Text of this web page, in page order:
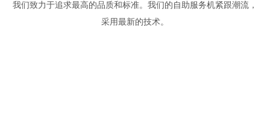
我们致力于追求最高的品质和标准。我们的自助服务机紧跟潮流，
采用最新的技术。